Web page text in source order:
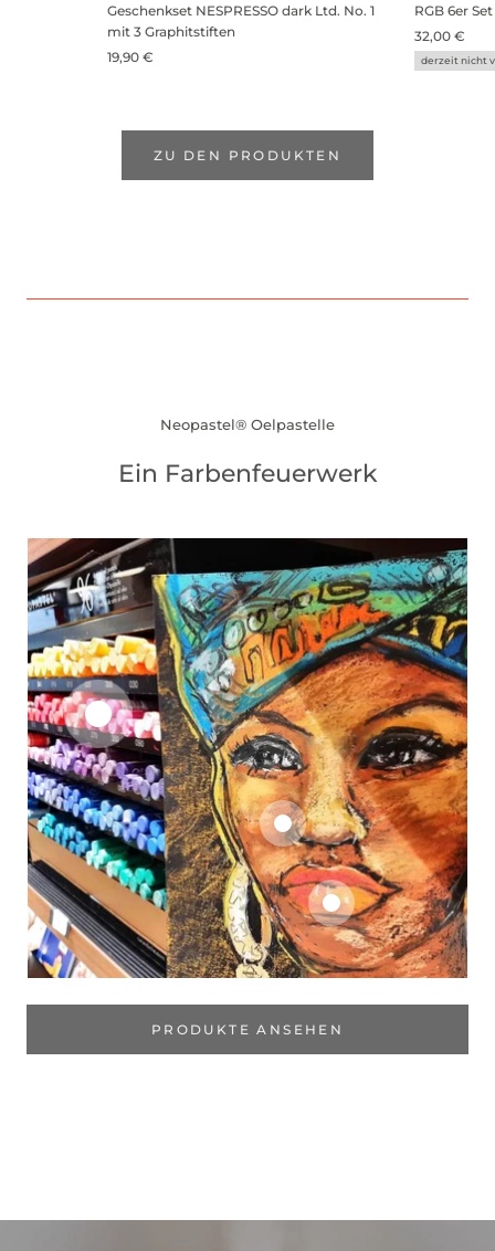
Geschenkset NESPRESSO dark Ltd. No. 1
mit 3 Graphitstiften
19,90 €
RGB 6er Set
32,00 €
derzeit nicht
ZU DEN PRODUKTEN
Neopastel® Oelpastelle
Ein Farbenfeuerwerk
PRODUKTE ANSEHEN